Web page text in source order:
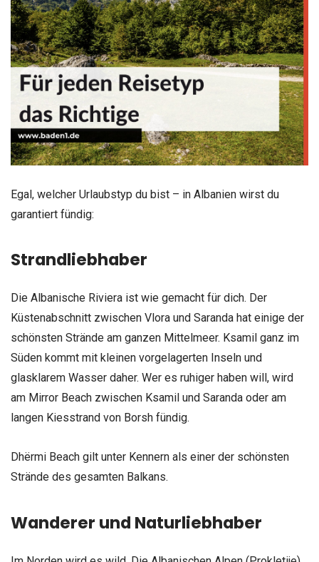
Egal, welcher Urlaubstyp du bist – in Albanien wirst du
garantiert fündig:
Strandliebhaber
Die Albanische Riviera ist wie gemacht für dich. Der
Küstenabschnitt zwischen Vlora und Saranda hat einige der
schönsten Strände am ganzen Mittelmeer. Ksamil ganz im
Süden kommt mit kleinen vorgelagerten Inseln und
glasklarem Wasser daher. Wer es ruhiger haben will, wird
am Mirror Beach zwischen Ksamil und Saranda oder am
langen Kiesstrand von Borsh fündig.
Dhërmi Beach gilt unter Kennern als einer der schönsten
Strände des gesamten Balkans.
Wanderer und Naturliebhaber